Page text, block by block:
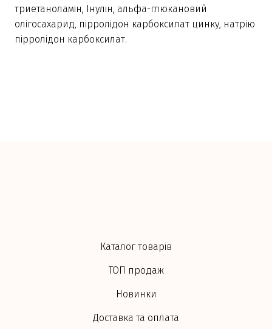
триетаноламін, Інулін, альфа-глюкановий
олігосахарид, пірролідон карбоксилат цинку, натрію
пірролідон карбоксилат.
Каталог товарів
ТОП продаж
Новинки
Доставка та оплата